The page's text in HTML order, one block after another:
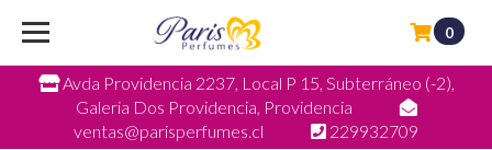
Avda Providencia 2237, Local P 15, Subterráneo (-2),
Galeria Dos Providencia, Providencia
ventas@parisperfumes.cl
229932709
0